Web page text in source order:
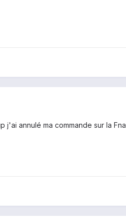
j'ai annulé ma commande sur la